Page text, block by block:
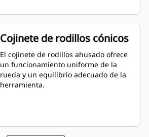
Cojinete de rodillos cónicos
El cojinete de rodillos ahusado ofrece
un funcionamiento uniforme de la
rueda y un equilibrio adecuado de la
herramienta.